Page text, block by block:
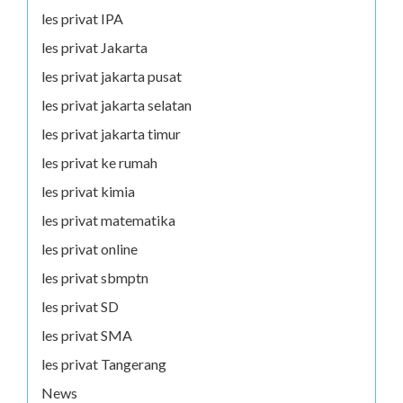
les privat IPA
les privat Jakarta
les privat jakarta pusat
les privat jakarta selatan
les privat jakarta timur
les privat ke rumah
les privat kimia
les privat matematika
les privat online
les privat sbmptn
les privat SD
les privat SMA
les privat Tangerang
News